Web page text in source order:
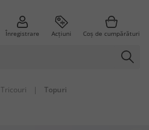
Înregistrare Acțiuni Coș de cumpărături
Tricouri | Topuri